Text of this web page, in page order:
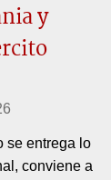
y
se entrega lo
conviene a